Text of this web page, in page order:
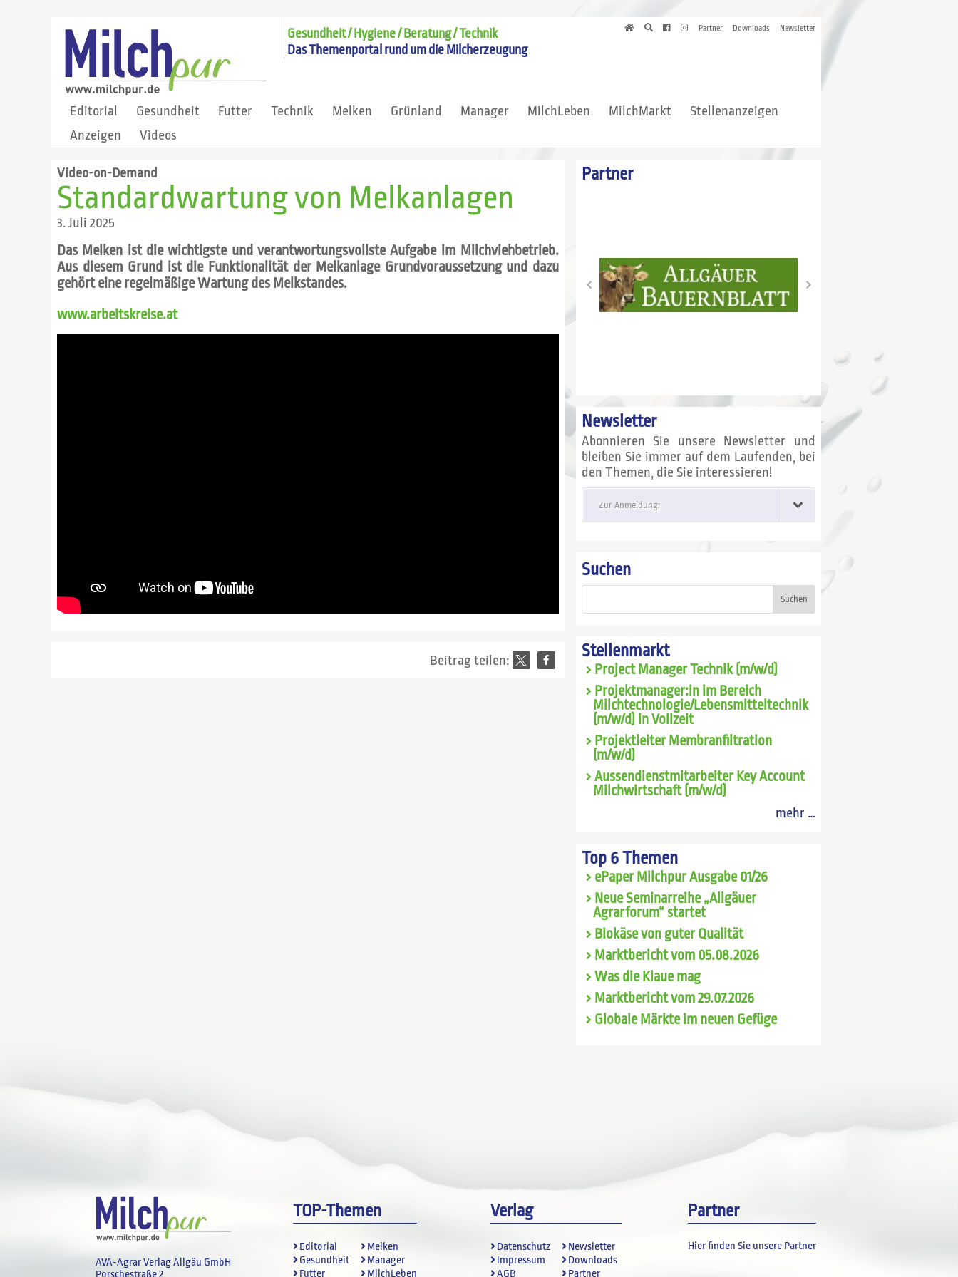
Partner Downloads Newsletter
Gesundheit / Hygiene / Beratung / Technik
Das Themenportal rund um die Milcherzeugung
Editorial Gesundheit Futter Technik Melken Grünland Manager MilchLeben MilchMarkt
Stellenanzeigen
Anzeigen
Videos
Video-on-Demand
Standardwartung von Melkanlagen
3. Juli 2025
Das Melken ist die wichtigste und verantwortungsvollste Aufgabe im Milchviehbetrieb.
Aus diesem Grund ist die Funktionalität der Melkanlage Grundvoraussetzung und dazu
gehört eine regelmäßige Wartung des Melkstandes.
www.arbeitskreise.at
Beitrag teilen:
Partner
Newsletter
Abonnieren Sie unsere Newsletter und
bleiben Sie immer auf dem Laufenden, bei
den Themen, die Sie interessieren!
Zur Anmeldung:
Suchen
Suchen
Stellenmarkt
Project Manager Technik (m/w/d)
Projektmanager:in im Bereich
Milchtechnologie/Lebensmitteltechnik
(m/w/d) in Vollzeit
Projektleiter Membranfiltration
(m/w/d)
Aussendienstmitarbeiter Key Account
Milchwirtschaft (m/w/d)
mehr …
Top 6 Themen
ePaper Milchpur Ausgabe 01/26
Neue Seminarreihe „Allgäuer
Agrarforum“ startet
Biokäse von guter Qualität
Marktbericht vom 05.08.2026
Was die Klaue mag
Marktbericht vom 29.07.2026
Globale Märkte im neuen Gefüge
AVA-Agrar Verlag Allgäu GmbH
Porschestraße 2
TOP-Themen
Editorial
Gesundheit
Futter
Melken
Manager
MilchLeben
Verlag
Datenschutz
Impressum
AGB
Newsletter
Downloads
Partner
Partner
Hier finden Sie unsere Partner